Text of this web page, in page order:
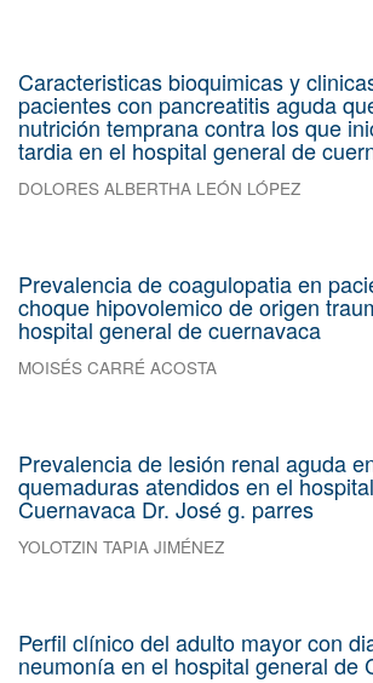
Caracteristicas bioquimicas y
pacientes con pancreatitis aguda
nutrición temprana contra los que
tardia en el hospital general de
DOLORES ALBERTHA LEÓN LÓPEZ
Prevalencia de coagulopatia en
choque hipovolemico de origen
hospital general de cuernavaca
MOISÉS CARRÉ ACOSTA
Prevalencia de lesión renal aguda
quemaduras atendidos en el
Cuernavaca Dr. José g. parres
YOLOTZIN TAPIA JIMÉNEZ
Perfil clínico del adulto mayor con
neumonía en el hospital general de